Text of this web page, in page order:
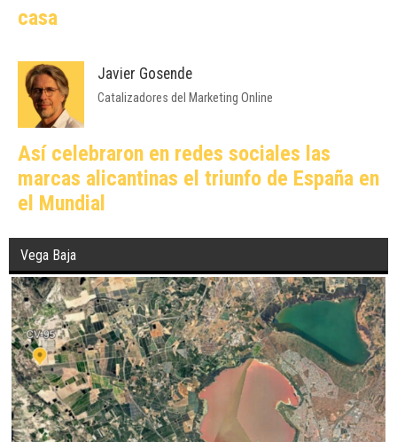
casa
Javier Gosende
Catalizadores del Marketing Online
Así celebraron en redes sociales las
marcas alicantinas el triunfo de España en
el Mundial
Vega Baja